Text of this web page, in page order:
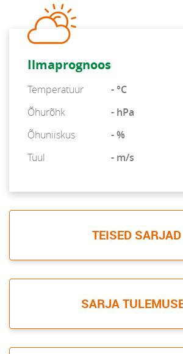
Ilmaprognoos
Temperatuur
- °C
Õhurõhk
- hPa
Õhuniiskus
- %
Tuul
- m/s
TEISED SARJAD
SARJA